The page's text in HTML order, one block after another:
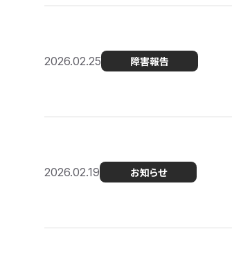
2026.02.25 障害報告
2026.02.19 お知らせ